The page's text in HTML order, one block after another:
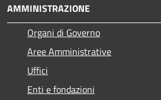
AMMINISTRAZIONE
Organi di Governo
Aree Amministrative
Uffici
Enti e fondazioni